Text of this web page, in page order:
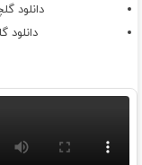
دانلود